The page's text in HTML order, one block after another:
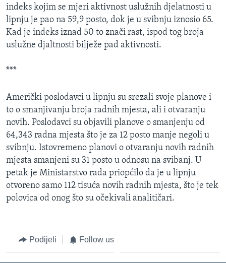
ŽENSKA STRANA
IZBJEGLIČKA STRANA
MAGAZIN
O GLASU AMERIKE
Learning English
PRATITE NAS
Jezici
indeks kojim se mjeri aktivnost uslužnih djelatnosti u
lipnju je pao na 59,9 posto, dok je u svibnju iznosio 65.
Kad je indeks iznad 50 to znači rast, ispod tog broja
uslužne djaltnosti bilježe pad aktivnosti.
***
Američki poslodavci u lipnju su srezali svoje planove i
to o smanjivanju broja radnih mjesta, ali i otvaranju
novih. Poslodavci su objavili planove o smanjenju od
64,343 radna mjesta što je za 12 posto manje negoli u
svibnju. Istovremeno planovi o otvaranju novih radnih
mjesta smanjeni su 31 posto u odnosu na svibanj. U
petak je Ministarstvo rada priopćilo da je u lipnju
otvoreno samo 112 tisuća novih radnih mjesta, što je tek
polovica od onog što su očekivali analitičari.
Podijeli Follow us